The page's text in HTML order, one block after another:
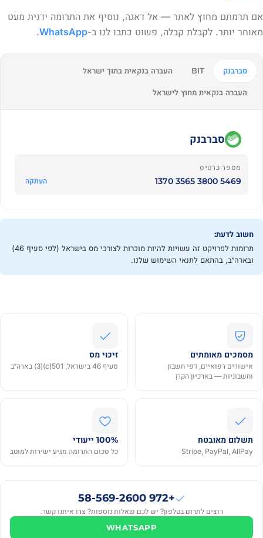
אם תרמתם מחוץ לאתר — אל דאגה, נוסיף את התרומה ידנית מעט
מאוחר יותר. לקבלת קבלה, פשוט כתבו לנו ב-WhatsApp
.
סברבנק BIT העברה בנקאית בתוך ישראל
העברה בנקאית מחוץ לישראל
סברבנק
מספר כרטיס
5469 3800 3565 1370 העתקה
חשוב לדעת:
תרומות לפרויקט זה עשויות להיות מוכרות לצורכי מס בישראל (לפי סעיף 46)
ובארה״ב, בהתאם לתנאי השימוש שלנו.
מסמכים מאומתים
אישורים רפואיים, דפי חשבון
וחשבוניות — בארכיון הקרן
זיכוי מס
סעיף 46 בישראל, 501(c)(3) בארה״ב
תשלום מאובטח
Stripe, PayPal, AllPay
100% ייעודי
כל סכום התרומה מגיע ישירות למוטב
+972 58-569-2600
רוצים לתרום בטלפון? יש לכם שאלות נוספות? צרו איתנו קשר.
WHATSAPP